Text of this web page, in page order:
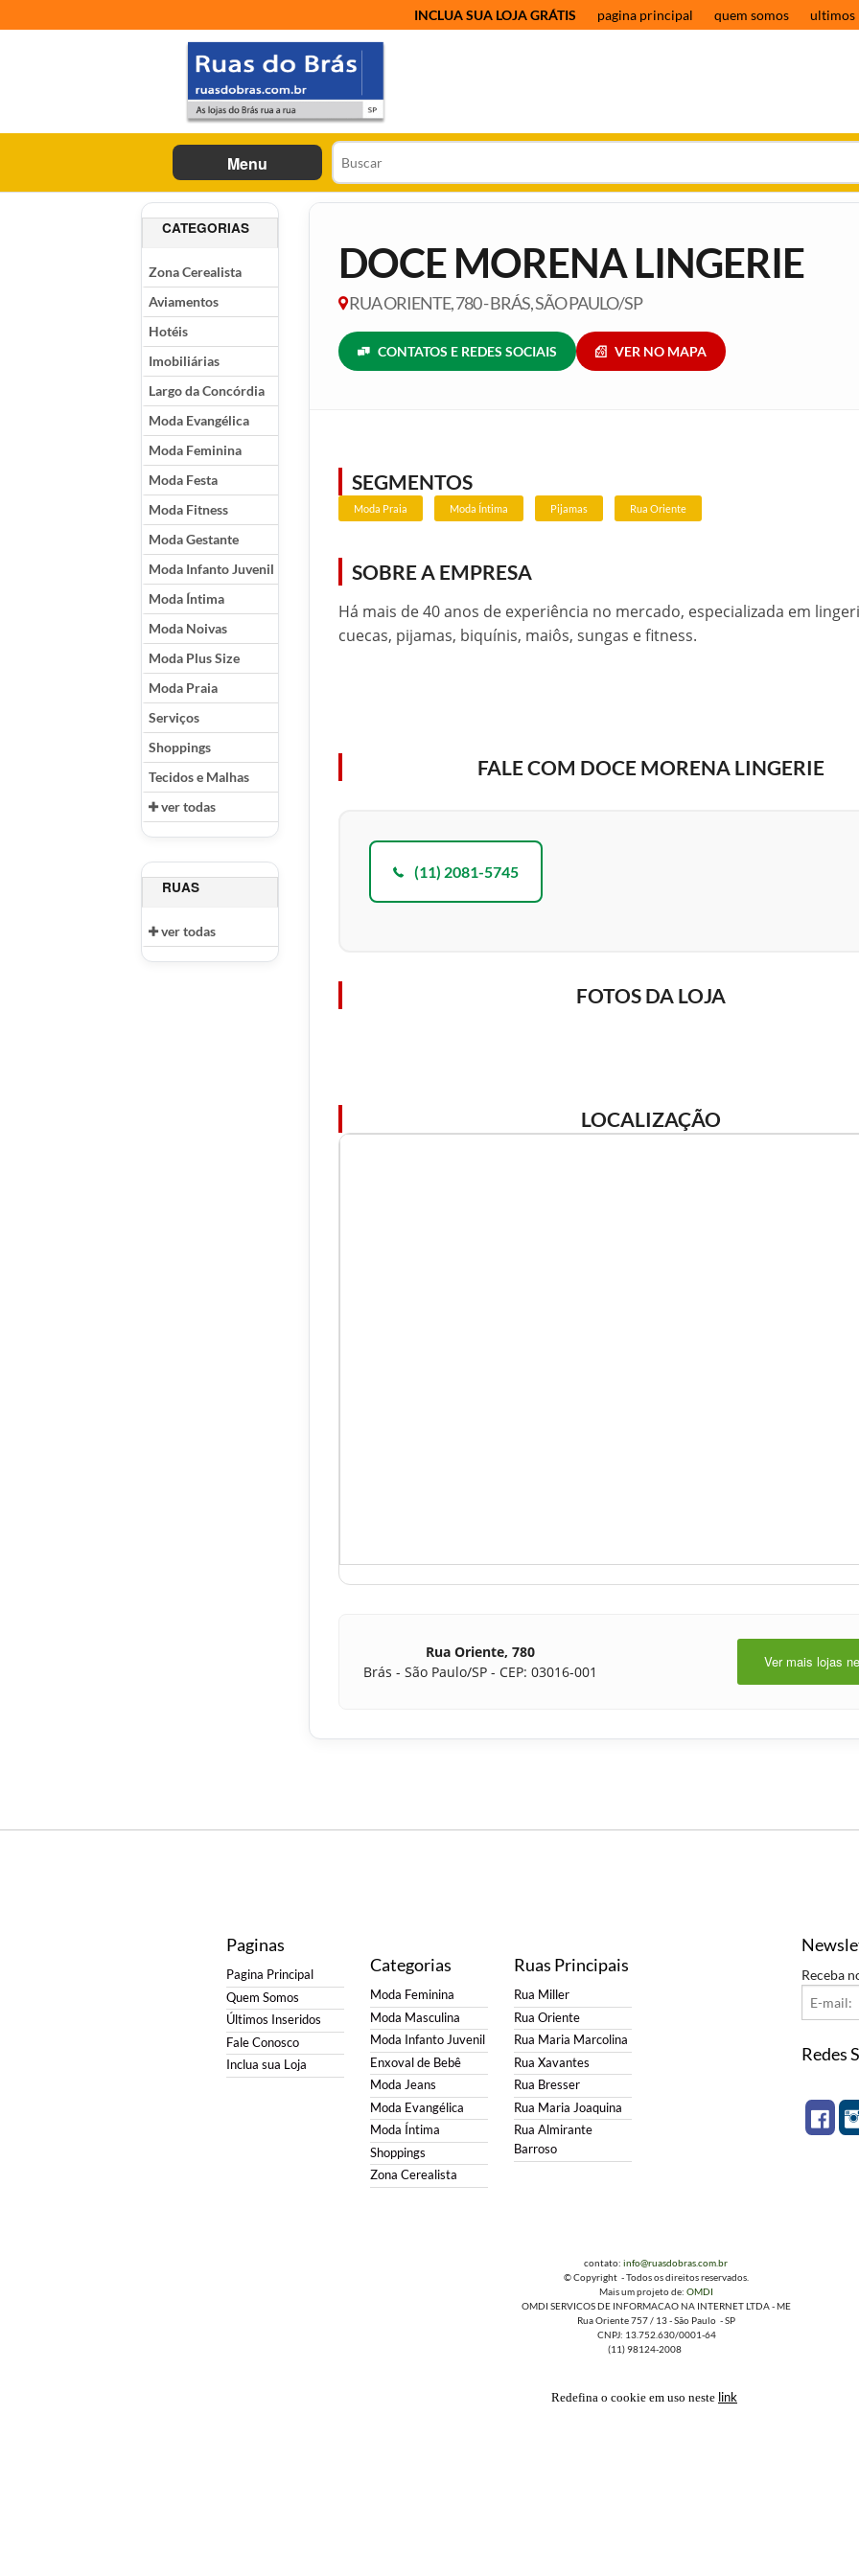
INCLUA SUA LOJA GRÁTIS pagina principal quem somos ultimos
Menu
CATEGORIAS
Zona Cerealista
Aviamentos
Hotéis
Imobiliárias
Largo da Concórdia
Moda Evangélica
Moda Feminina
Moda Festa
Moda Fitness
Moda Gestante
Moda Infanto Juvenil
Moda Íntima
Moda Noivas
Moda Plus Size
Moda Praia
Serviços
Shoppings
Tecidos e Malhas
ver todas
RUAS
ver todas
DOCE MORENA LINGERIE
RUA ORIENTE, 780 - BRÁS, SÃO PAULO/SP
CONTATOS E REDES SOCIAIS VER NO MAPA
SEGMENTOS
Moda Praia Moda Íntima Pijamas Rua Oriente
SOBRE A EMPRESA
Há mais de 40 anos de experiência no mercado, especializada em
cuecas, pijamas, biquínis, maiôs, sungas e fitness.
FALE COM DOCE MORENA LINGERIE
(11) 2081-5745
FOTOS DA LOJA
LOCALIZAÇÃO
Rua Oriente, 780
Brás - São Paulo/SP - CEP: 03016-001
Ver mais lojas
Paginas
Pagina Principal
Quem Somos
Últimos Inseridos
Fale Conosco
Inclua sua Loja
Categorias
Moda Feminina
Moda Masculina
Moda Infanto Juvenil
Enxoval de Bebê
Moda Jeans
Moda Evangélica
Moda Íntima
Shoppings
Zona Cerealista
Ruas Principais
Rua Miller
Rua Oriente
Rua Maria Marcolina
Rua Xavantes
Rua Bresser
Rua Maria Joaquina
Rua Almirante
Barroso
Receba
Redes
contato: info@ruasdobras.com.br
© Copyright - Todos os direitos reservados.
Mais um projeto de: OMDI
OMDI SERVICOS DE INFORMACAO NA INTERNET LTDA - ME
Rua Oriente 757 / 13 - São Paulo - SP
CNPJ: 13.752.630/0001-64
(11) 98124-2008
Redefina o cookie em uso neste link